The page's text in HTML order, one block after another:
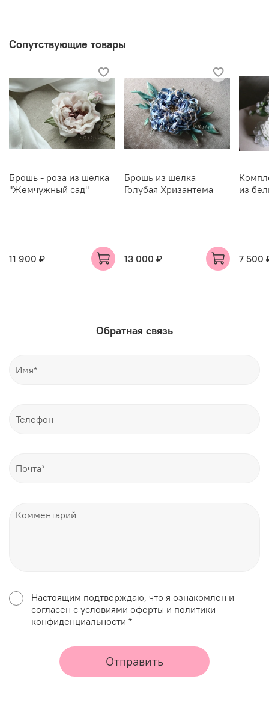
Сопутствующие товары
Брошь - роза из шелка
"Жемчужный сад"
11 900 ₽
Брошь из шелка
Голубая Хризантема
13 000 ₽
из
7 500
Обратная связь
Настоящим подтверждаю, что я ознакомлен и
согласен с условиями оферты и политики
конфиденциальности *
Отправить